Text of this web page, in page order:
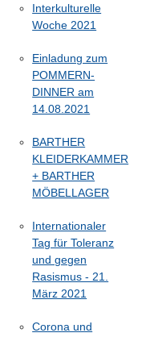
Interkulturelle
Woche 2021
Einladung zum
POMMERN-
DINNER am
14.08.2021
BARTHER
KLEIDERKAMMER
+ BARTHER
MÖBELLAGER
Internationaler
Tag für Toleranz
und gegen
Rasismus - 21.
März 2021
Corona und